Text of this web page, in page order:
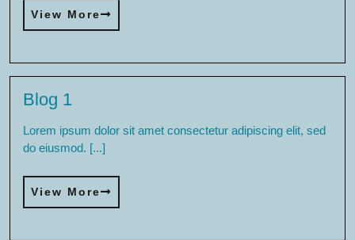
View More
Blog 1
Lorem ipsum dolor sit amet consectetur adipiscing elit, sed
do eiusmod. [...]
View More